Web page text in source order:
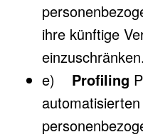
ihre künftige
einzuschränken.
e) Profiling